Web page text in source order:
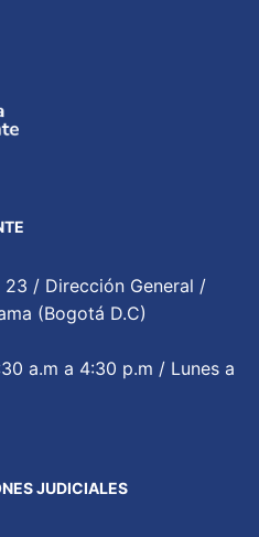
/ Dirección General /
(Bogotá D.C)
a.m a 4:30 p.m / Lunes a
JUDICIALES